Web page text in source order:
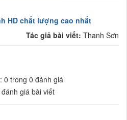
HD chất lượng cao nhất
Tác giả bài viết: Thanh Sơn
0 trong 0 đánh giá
giá bài viết